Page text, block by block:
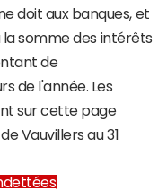
doit aux banques, et
la somme des intérêts
de
de l'année. Les
sur cette page
Vauvillers au 31